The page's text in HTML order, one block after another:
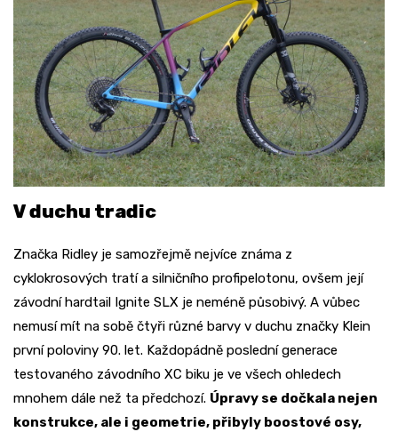
V duchu tradic
Značka Ridley je samozřejmě nejvíce známa z
cyklokrosových tratí a silničního profipelotonu, ovšem její
závodní hardtail Ignite SLX je neméně působivý. A vůbec
nemusí mít na sobě čtyři různé barvy v duchu značky Klein
první poloviny 90. let. Každopádně poslední generace
testovaného závodního XC biku je ve všech ohledech
mnohem dále než ta předchozí. Úpravy se dočkala nejen
konstrukce, ale i geometrie, přibyly boostové osy,